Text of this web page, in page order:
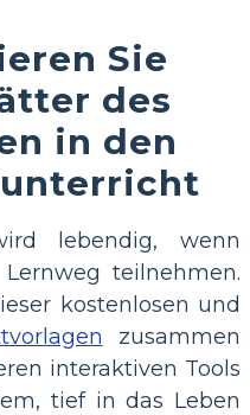
Sie
des
in den
lebendig, wenn
teilnehmen.
kostenlosen und
zusammen
interaktiven Tools
tief in das Leben